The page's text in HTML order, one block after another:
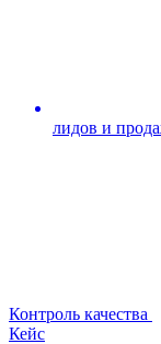
лидов и
Контроль качества
Кейс